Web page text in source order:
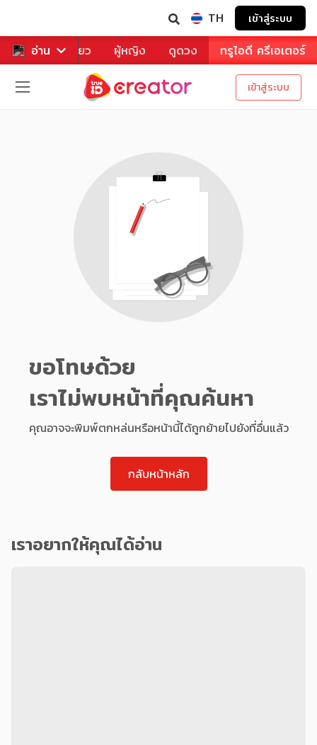
TH เข้าสู่ระบบ
อ่าน
หาร ท่องเที่ยว ผู้หญิง ดูดวง ทรูไอดี ครีเอเตอร์
เข้าสู่ระบบ
ขอโทษด้วย
เราไม่พบหน้าที่คุณค้นหา
คุณอาจจะพิมพ์ตกหล่นหรือหน้านี้ได้ถูกย้ายไปยังที่อื่นแล้ว
กลับหน้าหลัก
เราอยากให้คุณได้อ่าน